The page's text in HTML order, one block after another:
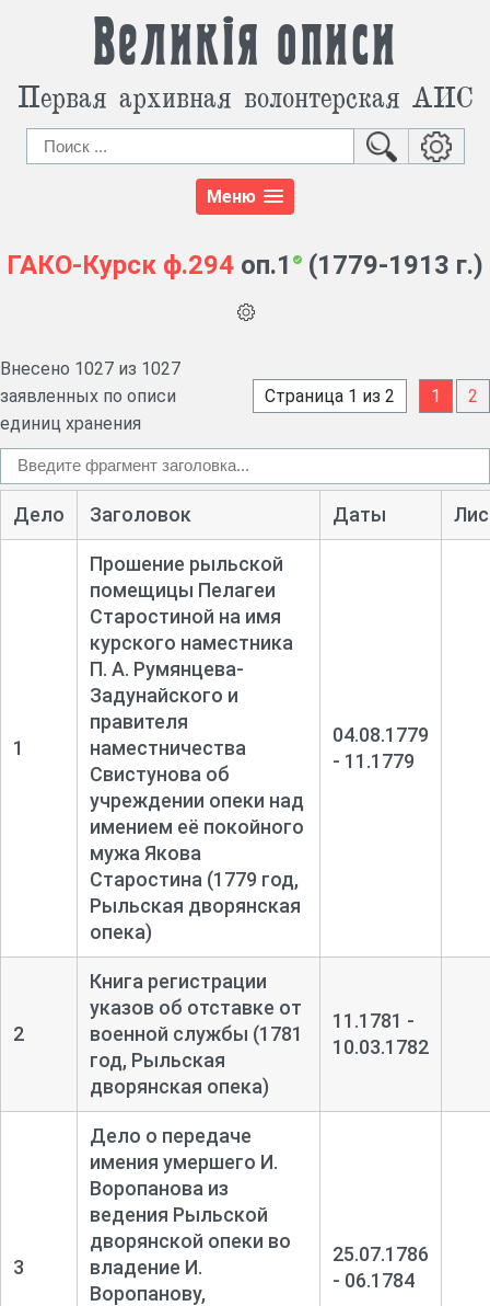
Великія описи
Первая архивная волонтерская АИС
Меню
ГАКО-Курск ф.294 оп.1 (1779-1913 г.)
Внесено 1027 из 1027
заявленных по описи
единиц хранения
Страница 1 из 2 1 2
Дело Заголовок Даты
1
Прошение рыльской
помещицы Пелагеи
Старостиной на имя
курского наместника
П. А. Румянцева-
Задунайского и
правителя
наместничества
Свистунова об
учреждении опеки над
имением её покойного
мужа Якова
Старостина (1779 год,
Рыльская дворянская
опека)
04.08.1779
- 11.1779
2
Книга регистрации
указов об отставке от
военной службы (1781
год, Рыльская
дворянская опека)
11.1781 -
10.03.1782
3
Дело о передаче
имения умершего И.
Воропанова из
ведения Рыльской
дворянской опеки во
владение И.
Воропанову,
25.07.1786
- 06.1784